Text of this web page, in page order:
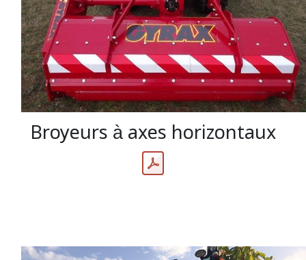
Broyeurs à axes horizontaux